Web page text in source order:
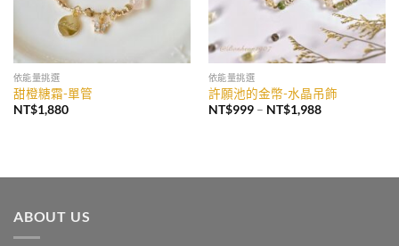
依能量挑選
甜橙糖霜-單管
NT$1,880
依能量挑選
許願池的金幣-水晶吊飾
NT$999 – NT$1,988價
NT$1,988
ABOUT US